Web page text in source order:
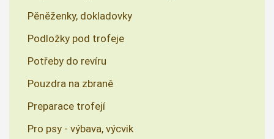
Pěněženky, dokladovky
Podložky pod trofeje
Potřeby do revíru
Pouzdra na zbraně
Preparace trofejí
Pro psy - výbava, výcvik